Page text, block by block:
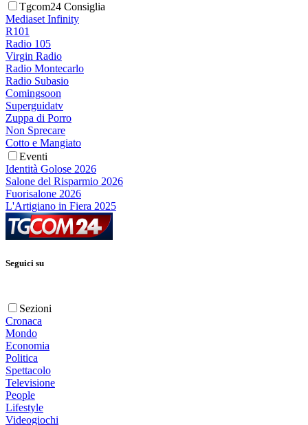
Tgcom24 Consiglia
Mediaset Infinity
R101
Radio 105
Virgin Radio
Radio Montecarlo
Radio Subasio
Comingsoon
Superguidatv
Zuppa di Porro
Non Sprecare
Cotto e Mangiato
Eventi
Identità Golose 2026
Salone del Risparmio 2026
Fuorisalone 2026
L'Artigiano in Fiera 2025
Seguici su
Sezioni
Cronaca
Mondo
Economia
Politica
Spettacolo
Televisione
People
Lifestyle
Videogiochi